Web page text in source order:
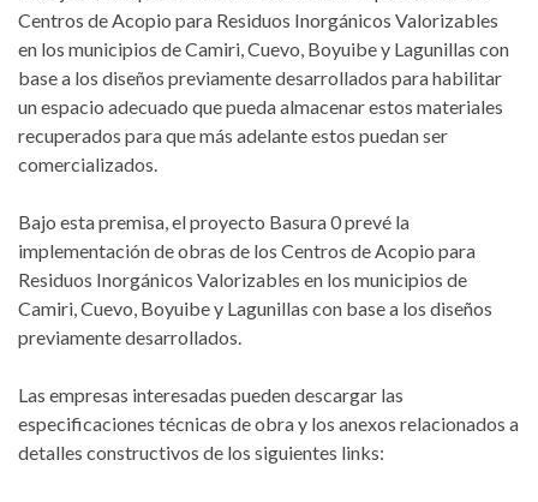
Centros de Acopio para Residuos Inorgánicos Valorizables
en los municipios de Camiri, Cuevo, Boyuibe y Lagunillas con
base a los diseños previamente desarrollados para habilitar
un espacio adecuado que pueda almacenar estos materiales
recuperados para que más adelante estos puedan ser
comercializados.
Bajo esta premisa, el proyecto Basura 0 prevé la
implementación de obras de los Centros de Acopio para
Residuos Inorgánicos Valorizables en los municipios de
Camiri, Cuevo, Boyuibe y Lagunillas con base a los diseños
previamente desarrollados.
Las empresas interesadas pueden descargar las
especificaciones técnicas de obra y los anexos relacionados a
detalles constructivos de los siguientes links: